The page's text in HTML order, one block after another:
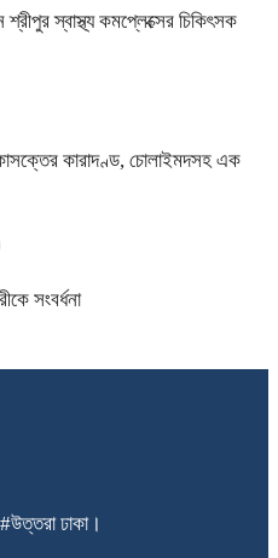
স্বাস্থ্য কমপ্লেক্সের চিকিৎসক
কারাদণ্ড, চোলাইমদসহ এক
সংবর্ধনা
ঢাকা।